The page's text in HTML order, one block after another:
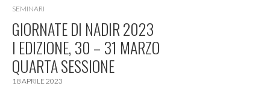
ETS
SEMINARI
GIORNATE DI NADIR 2023
I EDIZIONE, 30 – 31 MARZO
QUARTA SESSIONE
18 APRILE 2023